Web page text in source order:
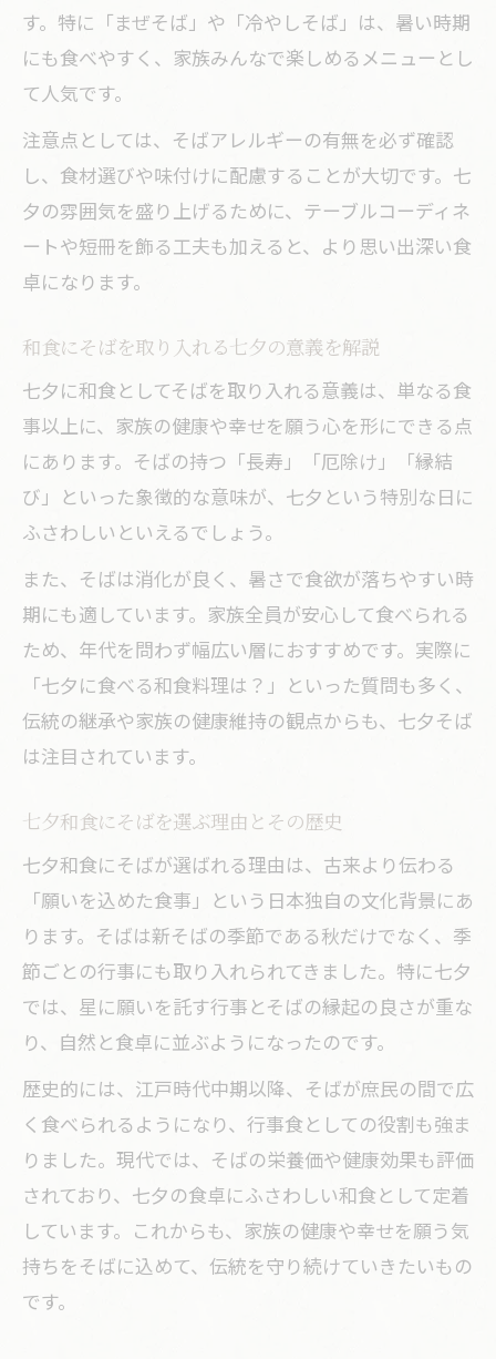
す。特に「まぜそば」や「冷やしそば」は、暑い時期
にも食べやすく、家族みんなで楽しめるメニューとし
て人気です。
注意点としては、そばアレルギーの有無を必ず確認
し、食材選びや味付けに配慮することが大切です。七
夕の雰囲気を盛り上げるために、テーブルコーディネ
ートや短冊を飾る工夫も加えると、より思い出深い食
卓になります。
和食にそばを取り入れる七夕の意義を解説
七夕に和食としてそばを取り入れる意義は、単なる食
事以上に、家族の健康や幸せを願う心を形にできる点
にあります。そばの持つ「長寿」「厄除け」「縁結
び」といった象徴的な意味が、七夕という特別な日に
ふさわしいといえるでしょう。
また、そばは消化が良く、暑さで食欲が落ちやすい時
期にも適しています。家族全員が安心して食べられる
ため、年代を問わず幅広い層におすすめです。実際に
「七夕に食べる和食料理は？」といった質問も多く、
伝統の継承や家族の健康維持の観点からも、七夕そば
は注目されています。
七夕和食にそばを選ぶ理由とその歴史
七夕和食にそばが選ばれる理由は、古来より伝わる
「願いを込めた食事」という日本独自の文化背景にあ
ります。そばは新そばの季節である秋だけでなく、季
節ごとの行事にも取り入れられてきました。特に七夕
では、星に願いを託す行事とそばの縁起の良さが重な
り、自然と食卓に並ぶようになったのです。
歴史的には、江戸時代中期以降、そばが庶民の間で広
く食べられるようになり、行事食としての役割も強ま
りました。現代では、そばの栄養価や健康効果も評価
されており、七夕の食卓にふさわしい和食として定着
しています。これからも、家族の健康や幸せを願う気
持ちをそばに込めて、伝統を守り続けていきたいもの
です。